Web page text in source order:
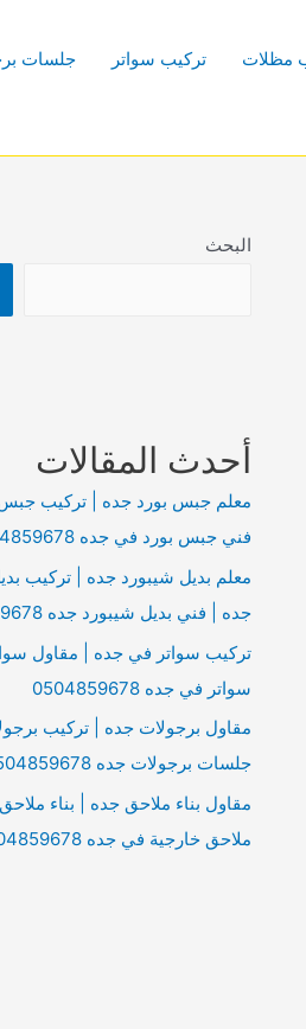
مظلات تركيب سواتر
جلسات
البحث
أحدث المقالات
معلم جبس بورد جده | تركيب جبس
فني جبس بورد في جده 0504859678
معلم بديل شيبورد جده | تركيب
جده | فني بديل شيبورد جده 0504859678
تركيب سواتر في جده | مقاول
سواتر في جده 0504859678
مقاول برجولات جده | تركيب
جلسات برجولات جده 0504859678
مقاول بناء ملاحق جده | بناء
ملاحق خارجية في جده 0504859678